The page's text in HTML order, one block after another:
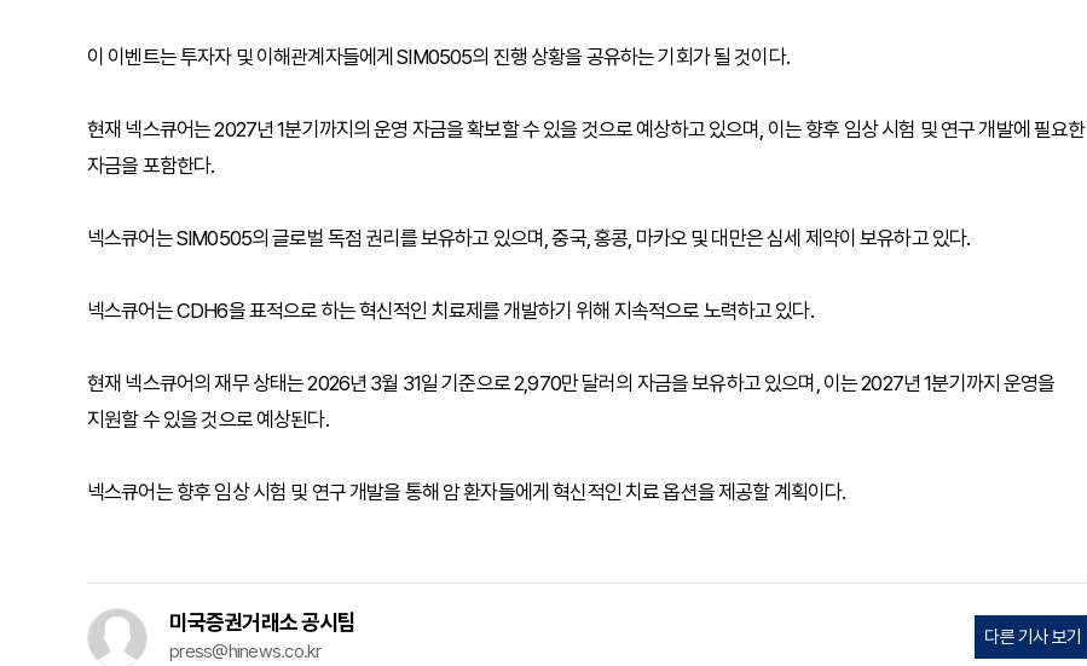
이 이벤트는 투자자 및 이해관계자들에게 SIM0505의 진행 상황을 공유하는 기회가 될 것이다.
현재 넥스큐어는 2027년 1분기까지의 운영 자금을 확보할 수 있을 것으로 예상하고 있으며, 이는 향후 임상 시험 및 연구 개발에 필요한
자금을 포함한다.
넥스큐어는 SIM0505의 글로벌 독점 권리를 보유하고 있으며, 중국, 홍콩, 마카오 및 대만은 심세 제약이 보유하고 있다.
넥스큐어는 CDH6을 표적으로 하는 혁신적인 치료제를 개발하기 위해 지속적으로 노력하고 있다.
현재 넥스큐어의 재무 상태는 2026년 3월 31일 기준으로 2,970만 달러의 자금을 보유하고 있으며, 이는 2027년 1분기까지 운영을
지원할 수 있을 것으로 예상된다.
넥스큐어는 향후 임상 시험 및 연구 개발을 통해 암 환자들에게 혁신적인 치료 옵션을 제공할 계획이다.
미국증권거래소 공시팀
press@hinews.co.kr
다른 기사 보기